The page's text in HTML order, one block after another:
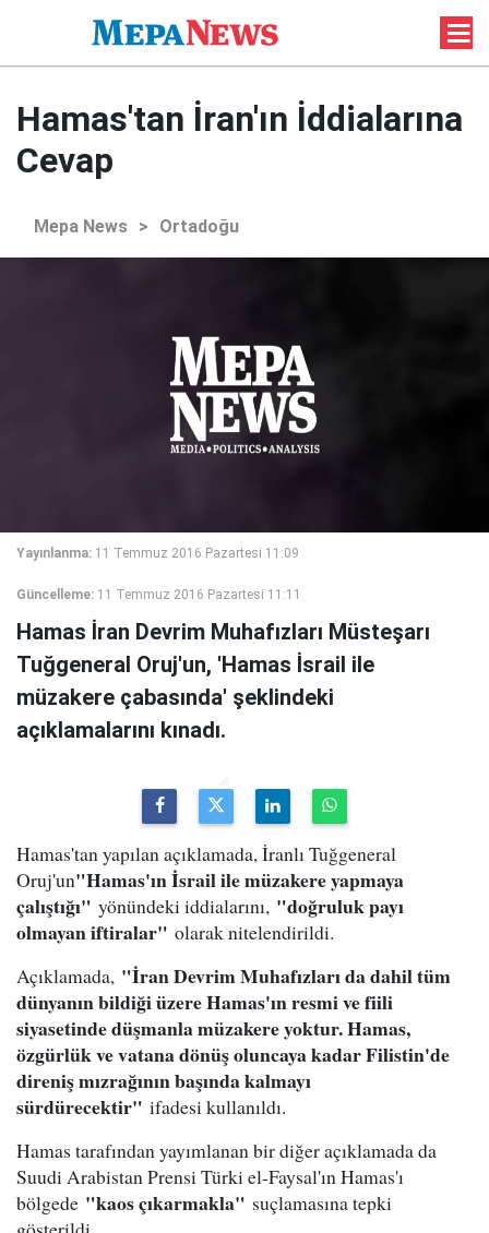
Hamas'tan İran'ın İddialarına
Cevap
Mepa News > Ortadoğu
Yayınlanma: 11 Temmuz 2016 Pazartesi 11:09
Güncelleme: 11 Temmuz 2016 Pazartesi 11:11
Hamas İran Devrim Muhafızları Müsteşarı
Tuğgeneral Oruj'un, 'Hamas İsrail ile
müzakere çabasında' şeklindeki
açıklamalarını kınadı.
Hamas'tan yapılan açıklamada, İranlı Tuğgeneral
Oruj'un"Hamas'ın İsrail ile müzakere yapmaya
çalıştığı" yönündeki iddialarını, "doğruluk payı
olmayan iftiralar" olarak nitelendirildi.
Açıklamada, "İran Devrim Muhafızları da dahil tüm
dünyanın bildiği üzere Hamas'ın resmi ve fiili
siyasetinde düşmanla müzakere yoktur. Hamas,
özgürlük ve vatana dönüş oluncaya kadar Filistin'de
direniş mızrağının başında kalmayı
sürdürecektir" ifadesi kullanıldı.
Hamas tarafından yayımlanan bir diğer açıklamada da
Suudi Arabistan Prensi Türki el-Faysal'ın Hamas'ı
bölgede "kaos çıkarmakla" suçlamasına tepki